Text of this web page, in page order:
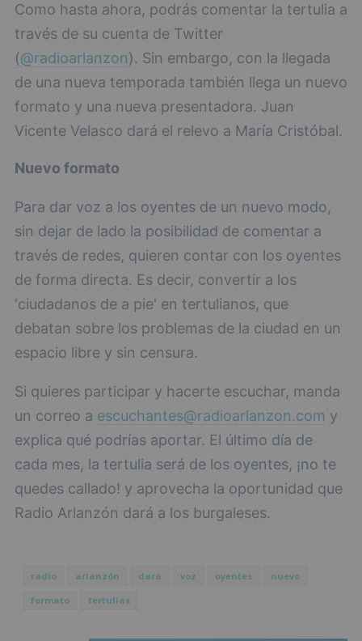
Como hasta ahora, podrás comentar la tertulia a
través de su cuenta de Twitter
(@radioarlanzon). Sin embargo, con la llegada
de una nueva temporada también llega un nuevo
formato y una nueva presentadora. Juan
Vicente Velasco dará el relevo a María Cristóbal.
Nuevo formato
Para dar voz a los oyentes de un nuevo modo,
sin dejar de lado la posibilidad de comentar a
través de redes, quieren contar con los oyentes
de forma directa. Es decir, convertir a los
'ciudadanos de a pie' en tertulianos, que
debatan sobre los problemas de la ciudad en un
espacio libre y sin censura.
Si quieres participar y hacerte escuchar, manda
un correo a escuchantes@radioarlanzon.com y
explica qué podrías aportar. El último día de
cada mes, la tertulia será de los oyentes, ¡no te
quedes callado! y aprovecha la oportunidad que
Radio Arlanzón dará a los burgaleses.
radio arlanzón dará voz oyentes
nuevo
formato
tertulias